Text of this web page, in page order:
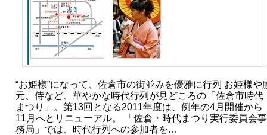
“お姫様”になって、佐倉市の街並みを優雅に行列 お姫様や
元、侍など、華やかな時代行列が見どころの「佐倉市時代
まつり」。第13回となる2011年度は、例年の4月開催から
11月へとリニューアル。 「佐倉・時代まつり実行委員会事
務局」では、時代行列への参加者を…